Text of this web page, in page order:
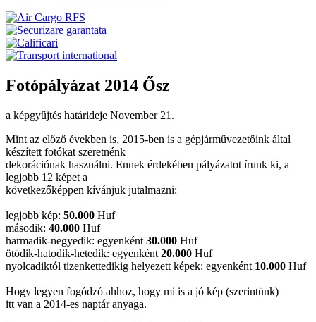
Fotópályázat 2014 Ősz
a képgyűjtés határideje November 21.
Mint az előző években is, 2015-ben is a gépjárművezetőink által
készített fotókat szeretnénk
dekorációnak használni. Ennek érdekében pályázatot írunk ki, a
legjobb 12 képet a
következőképpen kívánjuk jutalmazni:
legjobb kép: 50.000 Huf
második: 40.000 Huf
harmadik-negyedik: egyenként 30.000 Huf
ötödik-hatodik-hetedik: egyenként 20.000 Huf
nyolcadiktól tizenkettedikig helyezett képek: egyenként 10.000 Huf
Hogy legyen fogódzó ahhoz, hogy mi is a jó kép (szerintünk)
itt van a 2014-es naptár anyaga.